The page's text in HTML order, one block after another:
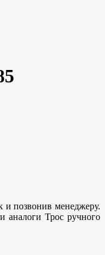
и позвонив менеджеру.
аналоги Трос ручного